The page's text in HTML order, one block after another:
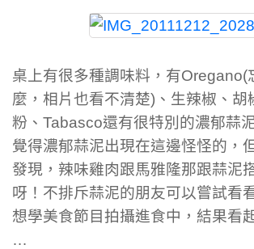
桌上有很多種調味料，有Oregano(
麼，相片也看不清楚)、生辣椒、胡
粉、Tabasco還有很特別的濃郁蒜
覺得濃郁蒜泥出現在這邊怪怪的，
發現，辣味雞肉跟馬雅隆那跟蒜泥
呀！不排斥蒜泥的朋友可以嘗試看
想學美食節目拍攝進食中，結果看
…